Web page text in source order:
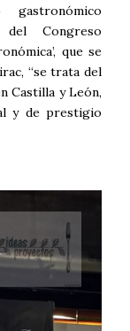
Congreso
que se
“se trata del
Castilla y León,
y de prestigio